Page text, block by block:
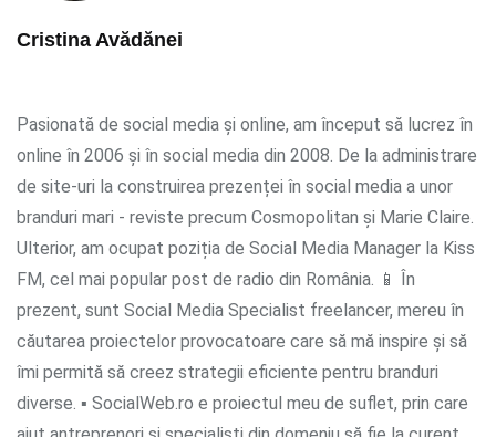
Cristina Avădănei
Pasionată de social media și online, am început să lucrez în
online în 2006 și în social media din 2008. De la administrare
de site-uri la construirea prezenței în social media a unor
branduri mari - reviste precum Cosmopolitan și Marie Claire.
Ulterior, am ocupat poziția de Social Media Manager la Kiss
FM, cel mai popular post de radio din România. 📱 În
prezent, sunt Social Media Specialist freelancer, mereu în
căutarea proiectelor provocatoare care să mă inspire și să
îmi permită să creez strategii eficiente pentru branduri
diverse. ▪ SocialWeb.ro e proiectul meu de suflet, prin care